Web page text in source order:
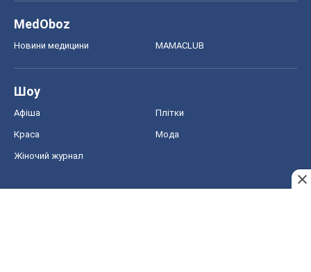
MedOboz
Новини медицини MAMACLUB
Шоу
Афіша Плітки
Краса Мода
Жіночий журнал